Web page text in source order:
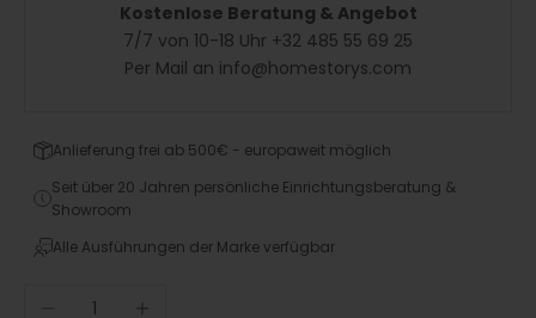
Kostenlose Beratung & Angebot
7/7 von 10-18 Uhr +32 485 55 69 25
Per Mail an info@homestorys.com
Anlieferung frei ab 500€ - europaweit möglich
Seit über 20 Jahren persönliche Einrichtungsberatung &
Showroom
Alle Ausführungen der Marke verfügbar
Anzahl verringern